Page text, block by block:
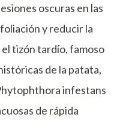
oscuras en las
y reducir la
tizón tardío, famoso
de la patata,
infestans
de rápida